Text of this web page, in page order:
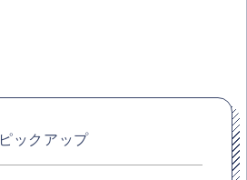
ピックアップ